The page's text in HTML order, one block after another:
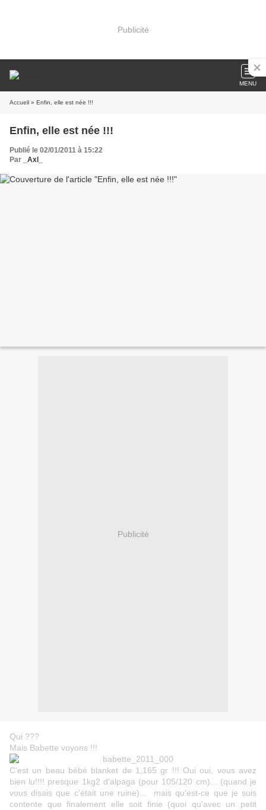
Publicité
MENU
Accueil » Enfin, elle est née !!!
Enfin, elle est née !!!
Publié le 02/01/2011 à 15:22
Par
_Axl_
Publicité
Qui ???
Mais Babette voyons !!!
C'est un beau bébé blanket de 1,165 gr !!! Oui oui, vous avez
bien lu!!!! presque 1kg2 d'alpaga (pour 105/120 cm)... (quand je
vous disais que c'était une ruine)... mais qu'est-ce que je suis
contente que finalement elle soit finie (quoi qu'avec un petit